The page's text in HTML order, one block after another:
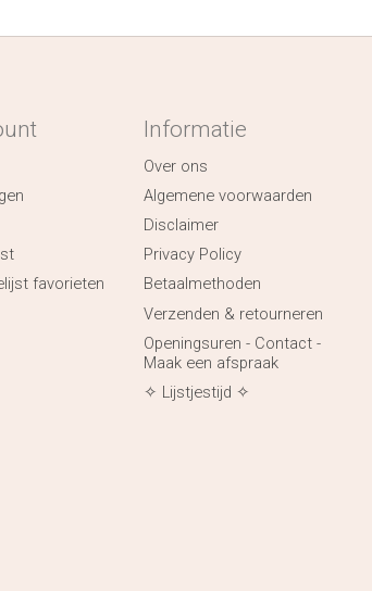
favorieten
Informatie
Over ons
Algemene voorwaarden
Disclaimer
Privacy Policy
Betaalmethoden
Verzenden & retourneren
Openingsuren - Contact -
Maak een afspraak
✧ Lijstjestijd ✧